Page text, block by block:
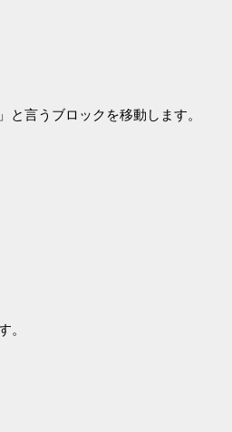
言うブロックを移動します。
。